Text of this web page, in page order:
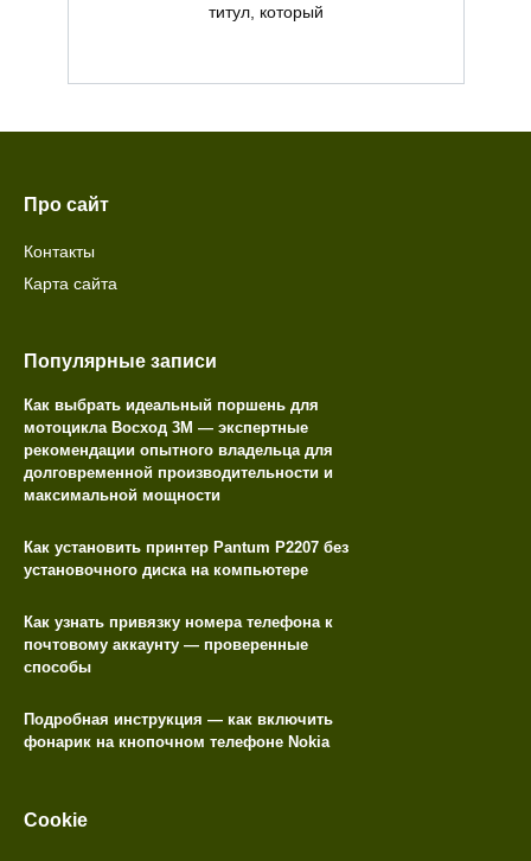
титул, который
Про сайт
Контакты
Карта сайта
Популярные записи
Как выбрать идеальный поршень для
мотоцикла Восход 3М — экспертные
рекомендации опытного владельца для
долговременной производительности и
максимальной мощности
Как установить принтер Pantum P2207 без
установочного диска на компьютере
Как узнать привязку номера телефона к
почтовому аккаунту — проверенные
способы
Подробная инструкция — как включить
фонарик на кнопочном телефоне Nokia
Cookie